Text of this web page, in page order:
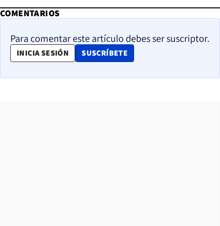
COMENTARIOS
Para comentar este artículo debes ser suscriptor.
INICIA SESIÓN SUSCRÍBETE
OPENS IN NEW WINDOW